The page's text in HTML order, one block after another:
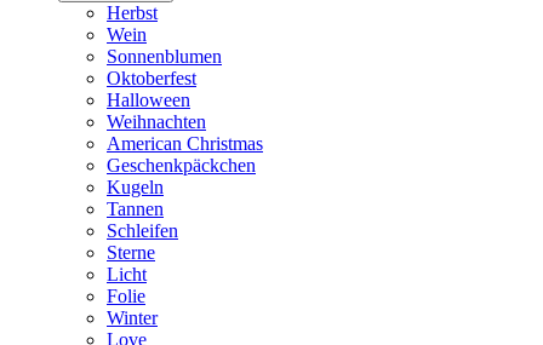
Herbst
Wein
Sonnenblumen
Oktoberfest
Halloween
Weihnachten
American Christmas
Geschenkpäckchen
Kugeln
Tannen
Schleifen
Sterne
Licht
Folie
Winter
Love